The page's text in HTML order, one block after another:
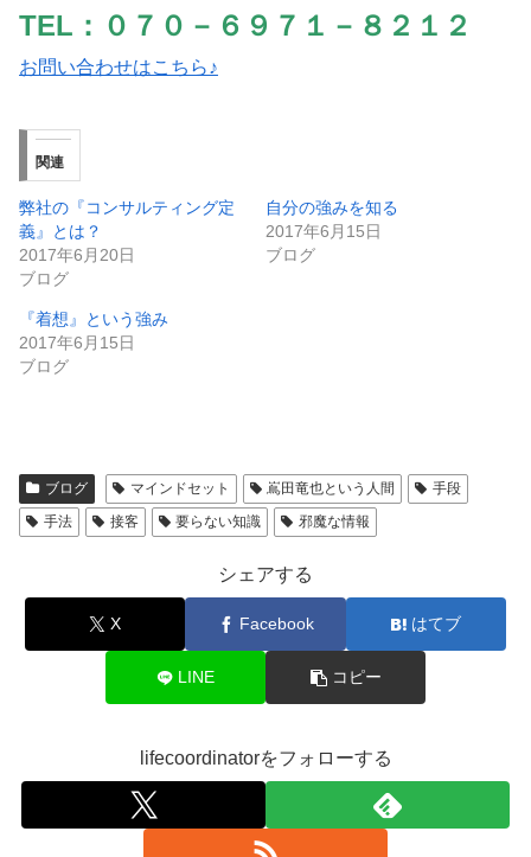
TEL：０７０－６９７１－８２１２
お問い合わせはこちら♪
関連
弊社の『コンサルティング定
義』とは？
2017年6月20日
ブログ
自分の強みを知る
2017年6月15日
ブログ
『着想』という強み
2017年6月15日
ブログ
ブログ マインドセット 嶌田竜也という人間
手段
手法
接客 要らない知識 邪魔な情報
シェアする
X Facebook はてブ
LINE コピー
lifecoordinatorをフォローする